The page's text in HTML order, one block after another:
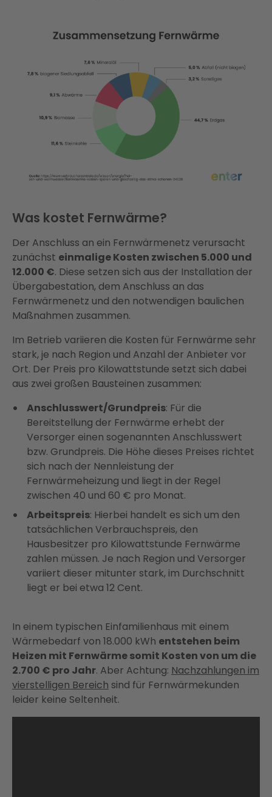
Was kostet Fernwärme?
Der Anschluss an ein Fernwärmenetz verursacht
zunächst einmalige Kosten zwischen 5.000 und
12.000 €. Diese setzen sich aus der Installation der
Übergabestation, dem Anschluss an das
Fernwärmenetz und den notwendigen baulichen
Maßnahmen zusammen.
Im Betrieb variieren die Kosten für Fernwärme sehr
stark, je nach Region und Anzahl der Anbieter vor
Ort. Der Preis pro Kilowattstunde setzt sich dabei
aus zwei großen Bausteinen zusammen:
Anschlusswert/Grundpreis: Für die
Bereitstellung der Fernwärme erhebt der
Versorger einen sogenannten Anschlusswert
bzw. Grundpreis. Die Höhe dieses Preises richtet
sich nach der Nennleistung der
Fernwärmeheizung und liegt in der Regel
zwischen 40 und 60 € pro Monat.
Arbeitspreis: Hierbei handelt es sich um den
tatsächlichen Verbrauchspreis, den
Hausbesitzer pro Kilowattstunde Fernwärme
zahlen müssen. Je nach Region und Versorger
variiert dieser mitunter stark, im Durchschnitt
liegt er bei etwa 12 Cent.
In einem typischen Einfamilienhaus mit einem
Wärmebedarf von 18.000 kWh entstehen beim
Heizen mit Fernwärme somit Kosten von um die
2.700 € pro Jahr. Aber Achtung: Nachzahlungen im
vierstelligen Bereich sind für Fernwärmekunden
leider keine Seltenheit.